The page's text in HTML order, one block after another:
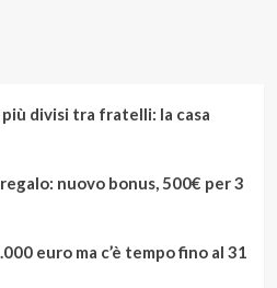
divisi tra fratelli: la casa
nuovo bonus, 500€ per 3
euro ma c’è tempo fino al 31